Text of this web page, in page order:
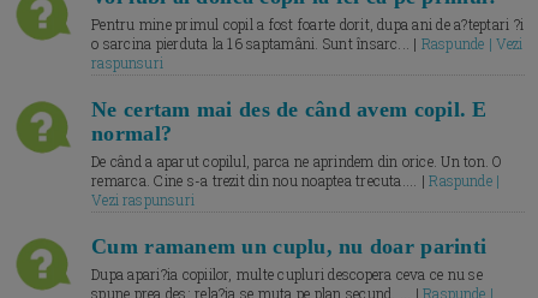
Pentru mine primul copil a fost foarte dorit, dupa ani de a?teptari ?i
o sarcina pierduta la 16 saptamâni. Sunt însarc... | Raspunde | Vezi
raspunsuri
Ne certam mai des de când avem copil. E
normal?
De când a aparut copilul, parca ne aprindem din orice. Un ton. O
remarca. Cine s-a trezit din nou noaptea trecuta.... |Raspunde |
Vezi raspunsuri
Cum ramanem un cuplu, nu doar parinti
Dupa apari?ia copiilor, multe cupluri descopera ceva ce nu se
spune prea des: rela?ia se muta pe plan secund. ... |Raspunde |